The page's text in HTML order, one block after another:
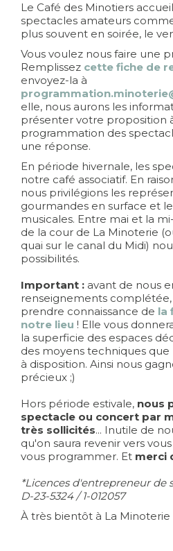
Le Café des Minotiers
spectacles amateurs
plus souvent en soirée, le
Vous voulez nous faire une
Remplissez cette fiche de
envoyez-la à
elle, nous aurons les
présenter votre proposition
programmation des
une réponse.
En période hivernale, les
notre café associatif. En
nous privilégions les
gourmandes en surface et
musicales. Entre mai et la
de la cour de La Minoterie
quai sur le canal du Midi)
possibilités.
Important : avant de nous
renseignements
prendre connaissance de la
notre lieu ! Elle vous
la superficie des espaces
des moyens techniques
à disposition. Ainsi nous
précieux ;)
Hors période estivale, nous
spectacle ou concert par
très sollicités... Inutile de
qu'on saura revenir vers
vous programmer. Et merci
*Licences d'entrepreneur de
D-23-5324 / 1-012057
À très bientôt à La Minoterie